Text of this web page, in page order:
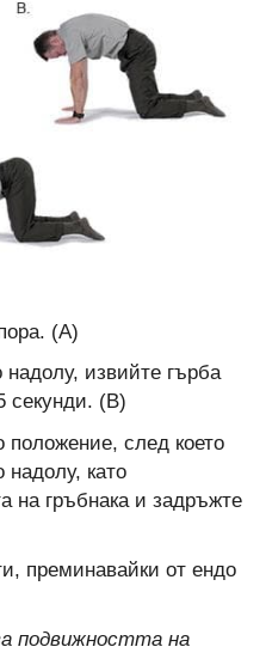
(А)
надолу, извийте гърба
секунди. (В)
положение, след което
надолу, като
на гръбнака и задръжте
преминавайки от ендо
подвижността на